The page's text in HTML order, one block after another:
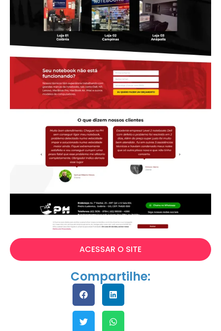
ACESSAR O SITE
Compartilhe: